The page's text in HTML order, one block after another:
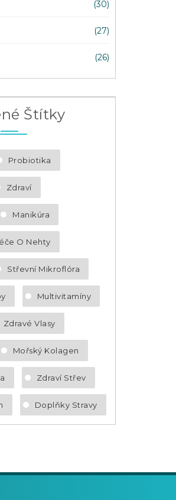
(30)
(27)
(26)
Štítky
Probiotika
Zdraví
Manikúra
O Nehty
Střevní Mikroflóra
Multivitamíny
Zdravé Vlasy
Mořský Kolagen
Zdraví Střev
Doplňky Stravy